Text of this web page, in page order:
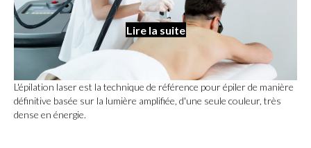
L'épilation laser est la technique de référence pour épiler de manière
définitive basée sur la lumière amplifiée, d'une seule couleur, très
dense en énergie.
Lire la suite